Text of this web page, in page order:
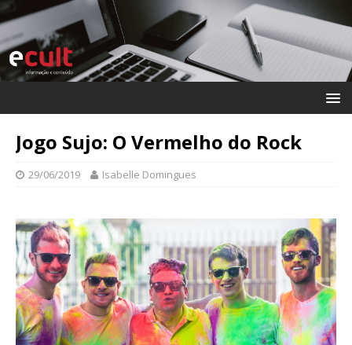
Jogo Sujo: O Vermelho do Rock
29/06/2019 Isabelle Domingues